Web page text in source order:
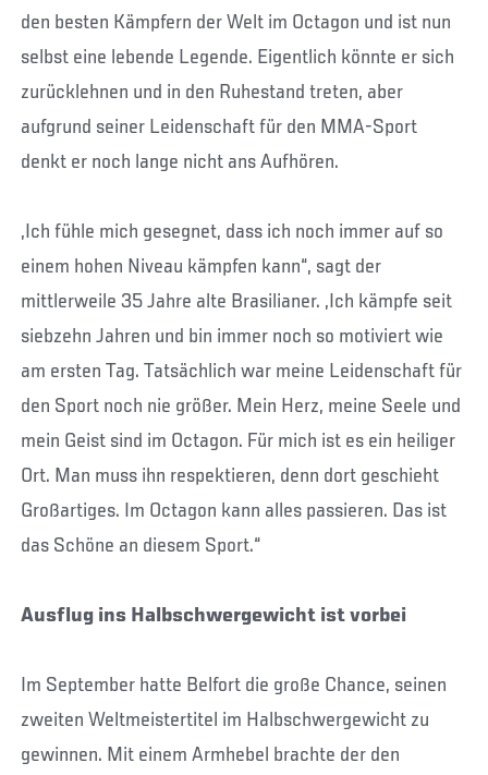
den besten Kämpfern der Welt im Octagon und ist nun
selbst eine lebende Legende. Eigentlich könnte er sich
zurücklehnen und in den Ruhestand treten, aber
aufgrund seiner Leidenschaft für den MMA-Sport
denkt er noch lange nicht ans Aufhören.
„Ich fühle mich gesegnet, dass ich noch immer auf so
einem hohen Niveau kämpfen kann“, sagt der
mittlerweile 35 Jahre alte Brasilianer. „Ich kämpfe seit
siebzehn Jahren und bin immer noch so motiviert wie
am ersten Tag. Tatsächlich war meine Leidenschaft für
den Sport noch nie größer. Mein Herz, meine Seele und
mein Geist sind im Octagon. Für mich ist es ein heiliger
Ort. Man muss ihn respektieren, denn dort geschieht
Großartiges. Im Octagon kann alles passieren. Das ist
das Schöne an diesem Sport.“
Ausflug ins Halbschwergewicht ist vorbei
Im September hatte Belfort die große Chance, seinen
zweiten Weltmeistertitel im Halbschwergewicht zu
gewinnen. Mit einem Armhebel brachte der den